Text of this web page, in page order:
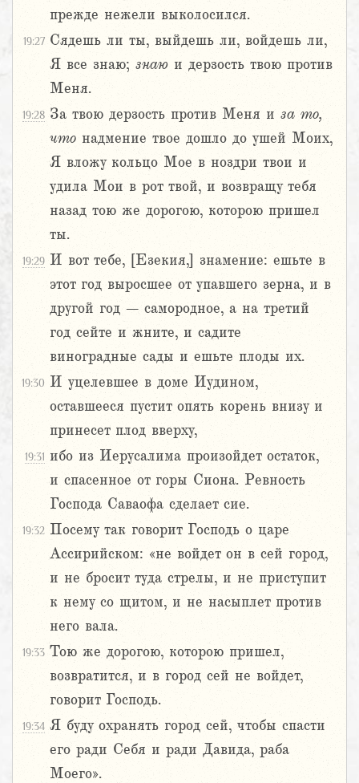
прежде нежели выколосился.
19:27 Сядешь ли ты, выйдешь ли, войдешь ли,
Я все знаю; знаю и дерзость твою против
Меня.
19:28 За твою дерзость против Меня и за то,
что надмение твое дошло до ушей Моих,
Я вложу кольцо Мое в ноздри твои и
удила Мои в рот твой, и возвращу тебя
назад тою же дорогою, которою пришел
ты.
19:29 И вот тебе, [Езекия,] знамение: ешьте в
этот год выросшее от упавшего зерна, и в
другой год – самородное, а на третий
год сейте и жните, и садите
виноградные сады и ешьте плоды их.
19:30 И уцелевшее в доме Иудином,
оставшееся пустит опять корень внизу и
принесет плод вверху,
19:31 ибо из Иерусалима произойдет остаток,
и спасенное от горы Сиона. Ревность
Господа Саваофа сделает сие.
19:32 Посему так говорит Господь о царе
Ассирийском: «не войдет он в сей город,
и не бросит туда стрелы, и не приступит
к нему со щитом, и не насыплет против
него вала.
19:33 Тою же дорогою, которою пришел,
возвратится, и в город сей не войдет,
говорит Господь.
19:34 Я буду охранять город сей, чтобы спасти
его ради Себя и ради Давида, раба
Моего».